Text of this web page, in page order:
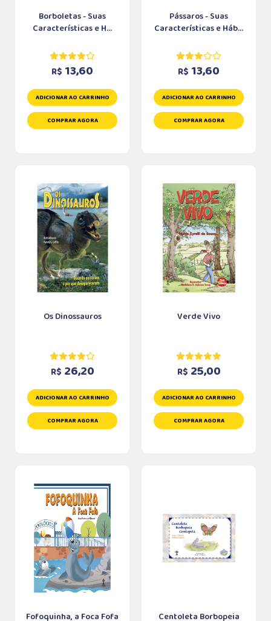
Borboletas - Suas
Características e H...
R$ 13,60
ADICIONAR AO CARRINHO
COMPRAR AGORA
Pássaros - Suas
Características e Háb...
R$ 13,60
ADICIONAR AO CARRINHO
COMPRAR AGORA
Os Dinossauros
R$ 26,20
ADICIONAR AO CARRINHO
COMPRAR AGORA
Verde Vivo
R$ 25,00
ADICIONAR AO CARRINHO
COMPRAR AGORA
Fofoquinha, a Foca Fofa
Centoleta Borbopeia